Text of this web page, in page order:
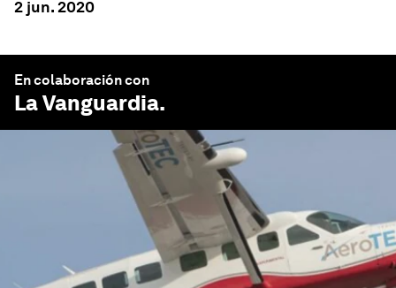
2 jun. 2020
En colaboración con
La Vanguardia.